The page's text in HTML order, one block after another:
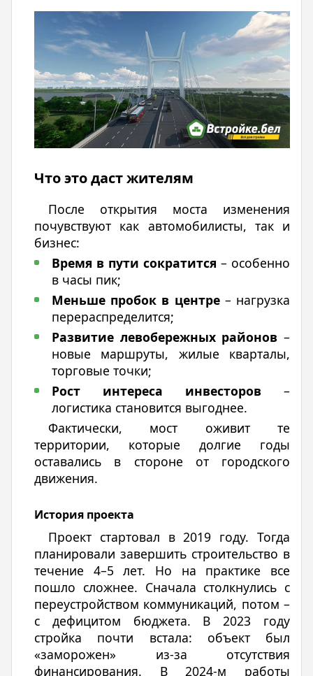
Что это даст жителям
После открытия моста изменения
почувствуют как автомобилисты, так и
бизнес:
Время в пути сократится – особенно
в часы пик;
Меньше пробок в центре– нагрузка
перераспределится;
Развитие левобережных районов –
новые маршруты, жилые кварталы,
торговые точки;
Рост интереса инвесторов –
логистика становится выгоднее.
Фактически, мост оживит те
территории, которые долгие годы
оставались в стороне от городского
движения.
История проекта
Проект стартовал в 2019 году. Тогда
планировали завершить строительство в
течение 4–5 лет. Но на практике все
пошло сложнее. Сначала столкнулись с
переустройством коммуникаций, потом –
с дефицитом бюджета. В 2023 году
стройка почти встала: объект был
«заморожен» из-за отсутствия
финансирования. В 2024-м работы